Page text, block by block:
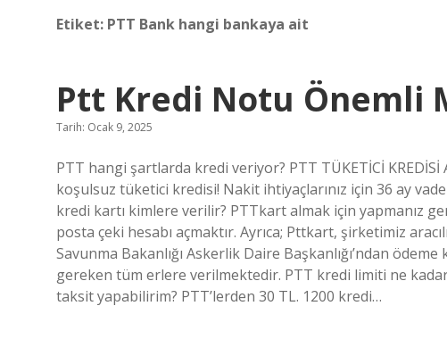
Etiket: PTT Bank hangi bankaya ait
Ptt Kredi Notu Önemli
Tarih: Ocak 9, 2025
PTT hangi şartlarda kredi veriyor? PTT TÜKETİCİ
koşulsuz tüketici kredisi! Nakit ihtiyaçlarınız için 36 ay
kredi kartı kimlere verilir? PTTkart almak için yapmanız
posta çeki hesabı açmaktır. Ayrıca; Pttkart, şirketimiz
Savunma Bakanlığı Askerlik Daire Başkanlığı’ndan
gereken tüm erlere verilmektedir. PTT kredi limiti ne
taksit yapabilirim? PTT’lerden 30 TL. 1200 kredi…